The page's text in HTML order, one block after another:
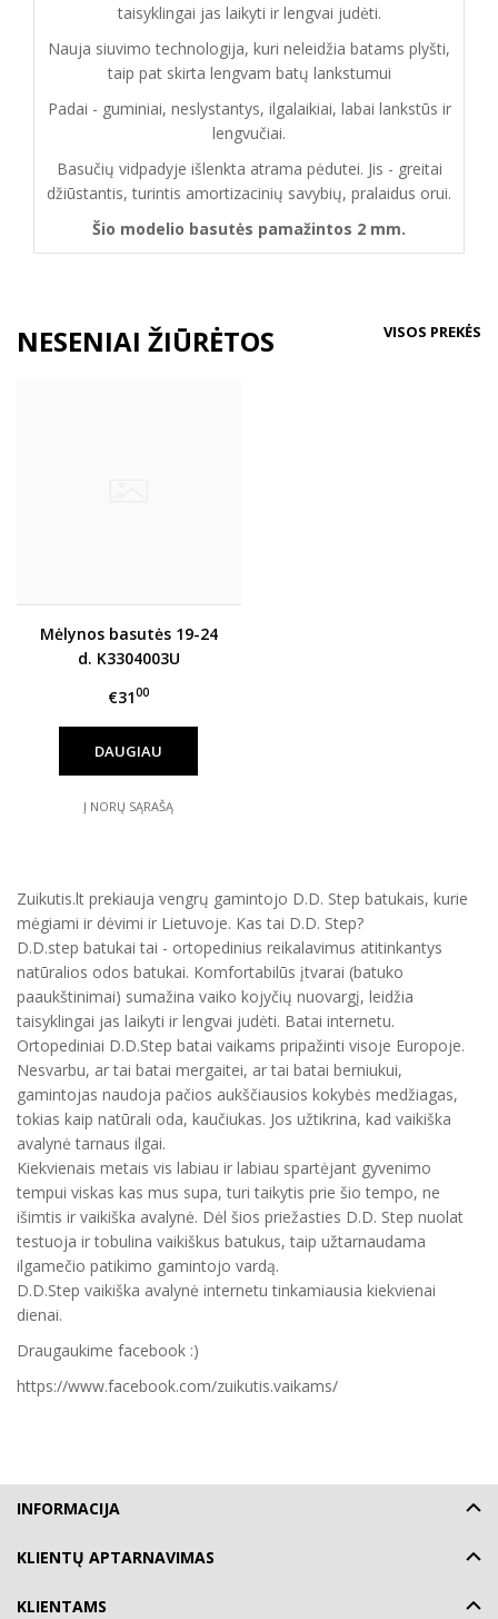
taisyklingai jas laikyti ir lengvai judėti.
Nauja siuvimo technologija, kuri neleidžia batams plyšti,
taip pat skirta lengvam batų lankstumui
Padai - guminiai, neslystantys, ilgalaikiai, labai lankstūs ir
lengvučiai.
Basučių vidpadyje išlenkta atrama pėdutei. Jis - greitai
džiūstantis, turintis amortizacinių savybių, pralaidus orui.
Šio modelio basutės pamažintos 2 mm.
NESENIAI ŽIŪRĖTOS VISOS PREKĖS
Mėlynos basutės 19-24
d. K3304003U
€3100
DAUGIAU
Į NORŲ SĄRAŠĄ
Zuikutis.lt prekiauja vengrų gamintojo D.D. Step batukais, kurie
mėgiami ir dėvimi ir Lietuvoje. Kas tai D.D. Step?
D.D.step batukai tai - ortopedinius reikalavimus atitinkantys
natūralios odos batukai. Komfortabilūs įtvarai (batuko
paaukštinimai) sumažina vaiko kojyčių nuovargį, leidžia
taisyklingai jas laikyti ir lengvai judėti. Batai internetu.
Ortopediniai D.D.Step batai vaikams pripažinti visoje Europoje.
Nesvarbu, ar tai batai mergaitei, ar tai batai berniukui,
gamintojas naudoja pačios aukščiausios kokybės medžiagas,
tokias kaip natūrali oda, kaučiukas. Jos užtikrina, kad vaikiška
avalynė tarnaus ilgai.
Kiekvienais metais vis labiau ir labiau spartėjant gyvenimo
tempui viskas kas mus supa, turi taikytis prie šio tempo, ne
išimtis ir vaikiška avalynė. Dėl šios priežasties D.D. Step nuolat
testuoja ir tobulina vaikiškus batukus, taip užtarnaudama
ilgamečio patikimo gamintojo vardą.
D.D.Step vaikiška avalynė internetu tinkamiausia kiekvienai
dienai.
Draugaukime facebook :)
https://www.facebook.com/zuikutis.vaikams/
INFORMACIJA
KLIENTŲ APTARNAVIMAS
KLIENTAMS